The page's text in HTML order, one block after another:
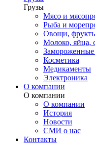
Грузы
Мясо и
Рыба и
Овощи,
Молоко, яйца,
Косметика
Медикаменты
Электроника
О компании
О компании
О компании
История
Новости
СМИ о нас
Контакты